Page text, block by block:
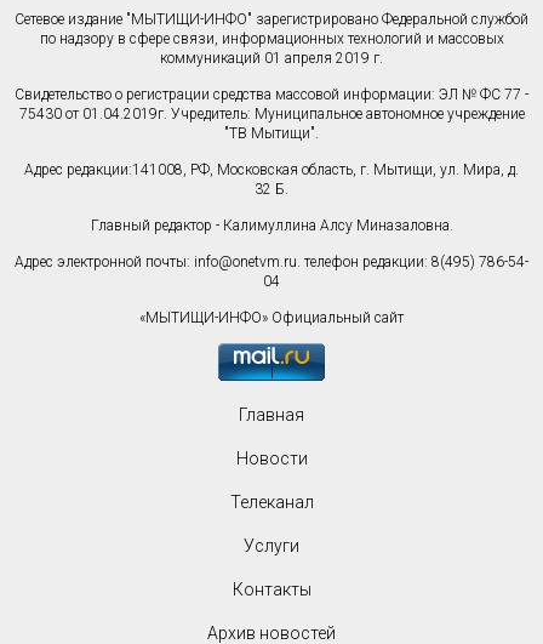
Сетевое издание "МЫТИЩИ-ИНФО" зарегистрировано Федеральной службой
по надзору в сфере связи, информационных технологий и массовых
коммуникаций 01 апреля 2019 г.
Свидетельство о регистрации средства массовой информации: ЭЛ № ФС 77 -
75430 от 01.04.2019г. Учредитель: Муниципальное автономное учреждение
"ТВ Мытищи".
Адрес редакции:141008, РФ, Московская область, г. Мытищи, ул. Мира, д.
32 Б.
Главный редактор - Калимуллина Алсу Миназаловна.
Адрес электронной почты: info@onetvm.ru. телефон редакции: 8(495) 786-54-
04
«МЫТИЩИ-ИНФО» Официальный сайт
Главная
Новости
Телеканал
Услуги
Контакты
Архив новостей